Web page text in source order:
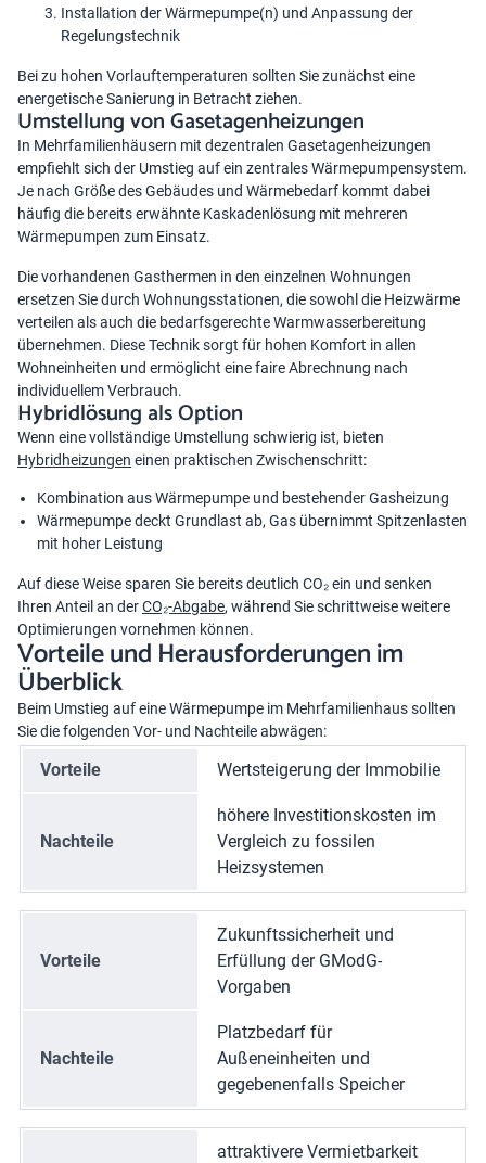
Installation der Wärmepumpe(n) und Anpassung der
Regelungstechnik
Bei zu hohen Vorlauftemperaturen sollten Sie zunächst eine
energetische Sanierung in Betracht ziehen.
Umstellung von Gasetagenheizungen
In Mehrfamilienhäusern mit dezentralen Gasetagenheizungen
empfiehlt sich der Umstieg auf ein zentrales Wärmepumpensystem.
Je nach Größe des Gebäudes und Wärmebedarf kommt dabei
häufig die bereits erwähnte Kaskadenlösung mit mehreren
Wärmepumpen zum Einsatz.
Die vorhandenen Gasthermen in den einzelnen Wohnungen
ersetzen Sie durch Wohnungsstationen, die sowohl die Heizwärme
verteilen als auch die bedarfsgerechte Warmwasserbereitung
übernehmen. Diese Technik sorgt für hohen Komfort in allen
Wohneinheiten und ermöglicht eine faire Abrechnung nach
individuellem Verbrauch.
Hybridlösung als Option
Wenn eine vollständige Umstellung schwierig ist, bieten
Hybridheizungen einen praktischen Zwischenschritt:
Kombination aus Wärmepumpe und bestehender Gasheizung
Wärmepumpe deckt Grundlast ab, Gas übernimmt Spitzenlasten
mit hoher Leistung
Auf diese Weise sparen Sie bereits deutlich CO₂ ein und senken
Ihren Anteil an derCO₂-Abgabe, während Sie schrittweise weitere
Optimierungen vornehmen können.
Vorteile und Herausforderungen im
Überblick
Beim Umstieg auf eine Wärmepumpe im Mehrfamilienhaus sollten
Sie die folgenden Vor- und Nachteile abwägen:
Vorteile Wertsteigerung der Immobilie
Nachteile
höhere Investitionskosten im
Vergleich zu fossilen
Heizsystemen
Vorteile
Zukunftssicherheit und
Erfüllung der GModG-
Vorgaben
Nachteile
Platzbedarf für
Außeneinheiten und
gegebenenfalls Speicher
attraktivere Vermietbarkeit